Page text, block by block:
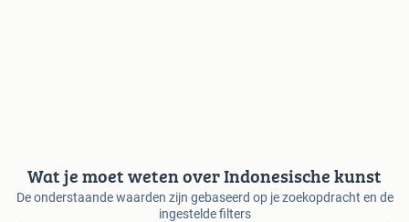
Wat je moet weten over Indonesische kunst
De onderstaande waarden zijn gebaseerd op je zoekopdracht en de
ingestelde filters